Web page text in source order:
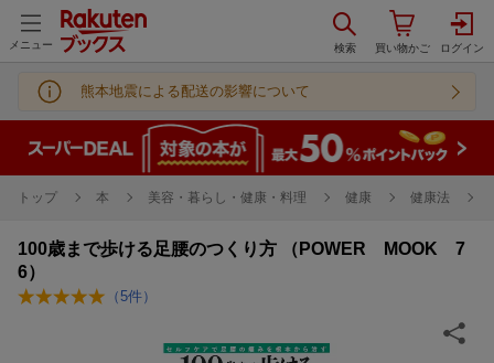
メニュー
熊本地震による配送の影響について
トップ 本 美容・暮らし・健康・料理 健康 健康法
100歳まで歩ける足腰のつくり方 （POWER MOOK 7
6）
（5件）